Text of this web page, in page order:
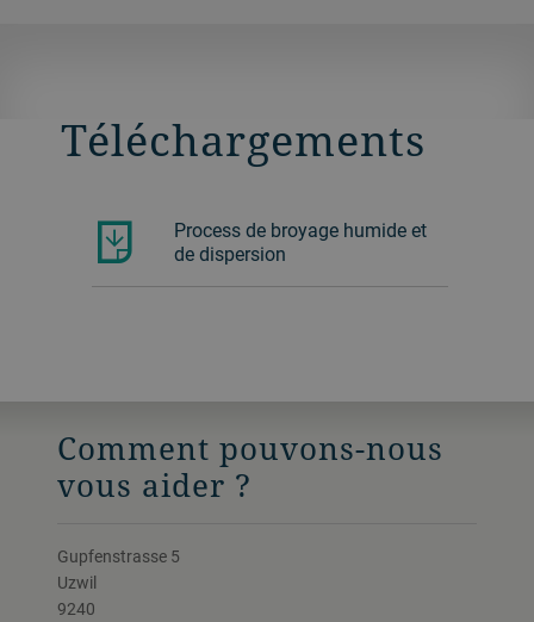
Téléchargements
Process de broyage humide et
de dispersion
Comment pouvons-nous
vous aider ?
Gupfenstrasse 5
Uzwil
9240